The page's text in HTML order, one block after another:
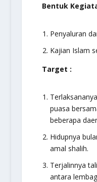
Bentuk
Penyaluran
Kajian Islam
Target :
puasa
beberapa
Hidupnya
amal shalih.
Terjalinnya
antara